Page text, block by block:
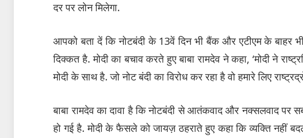
दर पर लोन मिलेगा.
आपको बता दें कि नोटबंदी के 13वें दिन भी बैंक और एटीएम के बाहर
दिक्कत है. मोदी का बचाव करते हुए बाबा रामदेव ने कहा, ‘मोदी ने
मोदी के साथ है. जो नोट बंदी का विरोध कर रहा है वो हमारे लिए
बाबा रामदेव का दावा है कि नोटबंदी से आतंकवाद और नक्सलवाद पर
हो गई है. मोदी के फैसले को जायज़ ठहराते हुए कहा कि व्यक्ति नहीं